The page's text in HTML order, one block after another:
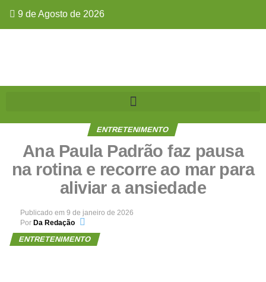
9 de Agosto de 2026
ENTRETENIMENTO
Ana Paula Padrão faz pausa
na rotina e recorre ao mar para
aliviar a ansiedade
Publicado em 9 de janeiro de 2026
Por Da Redação
ENTRETENIMENTO